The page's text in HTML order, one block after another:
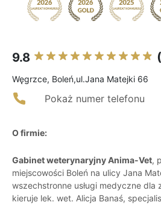
9.8
Węgrzce, Boleń,ul.Jana Matejki 66
Pokaż numer telefonu
O firmie:
Gabinet weterynaryjny Anima-Vet,
miejscowości Boleń na ulicy Jana
wszechstronne usługi medyczne dla
kieruje lek. wet. Alicja Banaś,